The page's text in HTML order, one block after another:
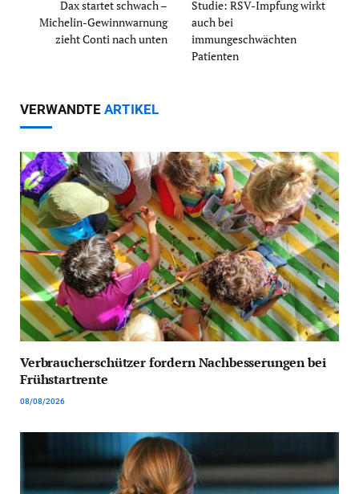
Dax startet schwach –
Michelin-Gewinnwarnung
zieht Conti nach unten
Studie: RSV-Impfung wirkt
auch bei
immungeschwächten
Patienten
VERWANDTE ARTIKEL
Verbraucherschützer fordern Nachbesserungen bei
Frühstartrente
08/08/2026